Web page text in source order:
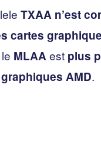
TXAA n’est
cartes
MLAAest plus
AMD.